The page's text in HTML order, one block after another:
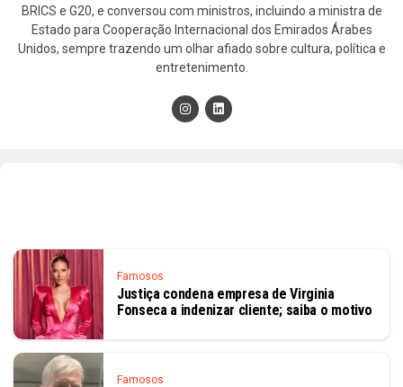
BRICS e G20, e conversou com ministros, incluindo a ministra de
Estado para Cooperação Internacional dos Emirados Árabes
Unidos, sempre trazendo um olhar afiado sobre cultura, política e
entretenimento.
Famosos
Justiça condena empresa de Virginia
Fonseca a indenizar cliente; saiba o motivo
Famosos